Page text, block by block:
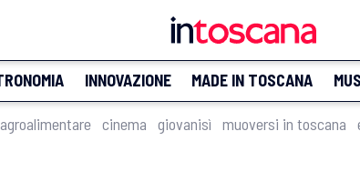
INNOVAZIONE MADE IN TOSCANA
agroalimentare cinema giovanisì muoversi in toscana